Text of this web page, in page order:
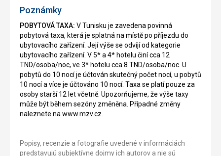
Poznámky
POBYTOVÁ TAXA: V Tunisku je zavedena povinná
pobytová taxa, která je splatná na místě po příjezdu do
ubytovacího zařízení. Její výše se odvíjí od kategorie
ubytovacího zařízení. V 5* a 4* hotelu činí cca 12
TND/osoba/noc, ve 3* hotelu cca 8 TND/osoba/noc. U
pobytů do 10 nocí je účtován skutečný počet nocí, u pobytů
10 nocí a více je účtováno 10 nocí. Taxa se platí pouze za
osoby starší 12 let včetně. Upozorňujeme, že výše taxy
může být během sezóny změněna. Případné změny
naleznete na www.mzv.cz.
Popisy, recenzie a fotografie uvedené v informáciách
predstavujú subjektívne dojmy ich autorov a nie sú